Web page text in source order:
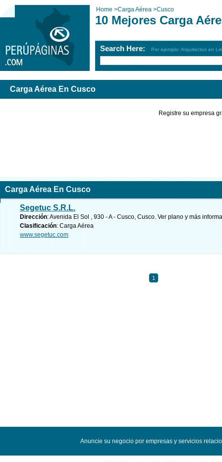
Home >Carga Aérea >Cusco
10 Mejores Carga
Search Here: Por ejemplo: Arquitectos en
Carga Aérea En Cusco
Registre su empresa
Carga Aérea En Cusco
Segetuc S.R.L.
Dirección: Avenida El Sol , 930 - A - Cusco, Cusco. Ver plano y más
Clasificación: Carga Aérea
www.segetuc.com
1
Anuncie su negocio por empresas y servicios